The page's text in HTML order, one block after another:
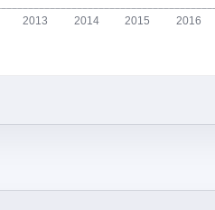
2013 2014 2015 2016